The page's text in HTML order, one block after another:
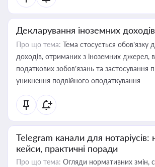
Декларування іноземних доходів
Про що тема: Тема стосується обов’язку
доходів, отриманих з іноземних джерел,
податкових зобов’язань та застосування
уникнення подвійного оподаткування
Telegram канали для нотаріусів:
кейси, практичні поради
Про що тема: Огляди нормативних змін,